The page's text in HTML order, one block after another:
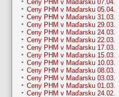
Ceny PHM v Maďarsku 07.04.
Ceny PHM v Maďarsku 05.04.
Ceny PHM v Maďarsku 31.03.
Ceny PHM v Maďarsku 29.03.
Ceny PHM v Maďarsku 24.03.
Ceny PHM v Maďarsku 22.03.
Ceny PHM v Maďarsku 17.03.
Ceny PHM v Maďarsku 15.03.
Ceny PHM v Maďarsku 10.03.
Ceny PHM v Maďarsku 08.03.
Ceny PHM v Maďarsku 03.03.
Ceny PHM v Maďarsku 01.03.
Ceny PHM v Maďarsku 24.02.